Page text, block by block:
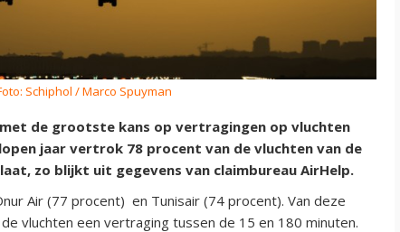
Schiphol / Marco Spuyman
met de grootste kans op vertragingen op vluchten
jaar vertrok 78 procent van de vluchten van de
zo blijkt uit gegevens van claimbureau AirHelp.
Air (77 procent) en Tunisair (74 procent). Van deze
vluchten een vertraging tussen de 15 en 180 minuten.